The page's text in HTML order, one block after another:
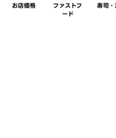
お店価格
ファストフ
ード
寿司